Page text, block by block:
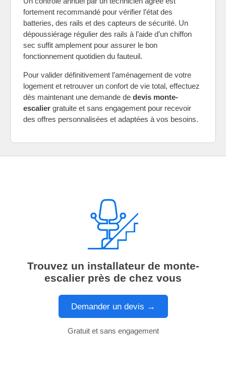
fortement recommandé pour vérifier l’état des
batteries, des rails et des capteurs de sécurité. Un
dépoussiérage régulier des rails à l’aide d’un chiffon
sec suffit amplement pour assurer le bon
fonctionnement quotidien du fauteuil.
Pour valider définitivement l’aménagement de votre
logement et retrouver un confort de vie total, effectuez
dès maintenant une demande de devis monte-
escalier gratuite et sans engagement pour recevoir
des offres personnalisées et adaptées à vos besoins.
Trouvez un installateur de monte-
escalier près de chez vous
Demander un devis →
Gratuit et sans engagement